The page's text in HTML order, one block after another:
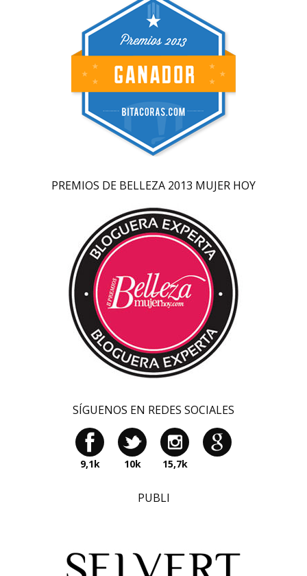
PREMIOS DE BELLEZA 2013 MUJER HOY
SÍGUENOS EN REDES SOCIALES
9,1k 10k 15,7k
PUBLI